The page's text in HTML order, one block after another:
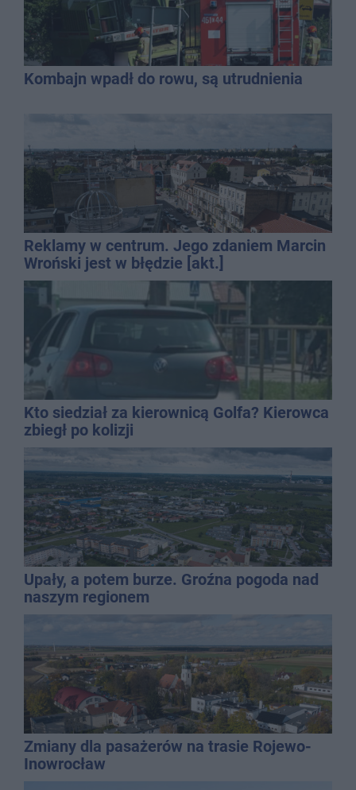
Kombajn wpadł do rowu, są utrudnienia
Reklamy w centrum. Jego zdaniem Marcin
Wroński jest w błędzie [akt.]
Kto siedział za kierownicą Golfa? Kierowca
zbiegł po kolizji
Upały, a potem burze. Groźna pogoda nad
naszym regionem
Zmiany dla pasażerów na trasie Rojewo-
Inowrocław